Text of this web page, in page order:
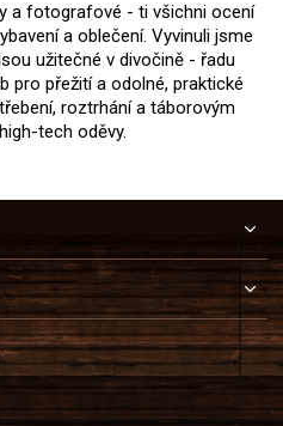
a fotografové - ti všichni ocení
a oblečení. Vyvinuli jsme
užitečné v divočině - řadu
pro přežití a odolné, praktické
roztrhání a táborovým
tech oděvy.